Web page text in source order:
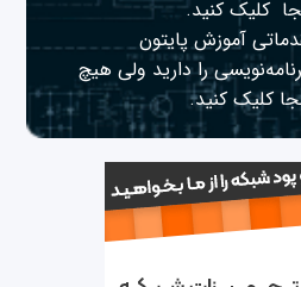
کلیک کنید.
آموزش پایتون
را دارید ولی هیچ
کلیک کنید.